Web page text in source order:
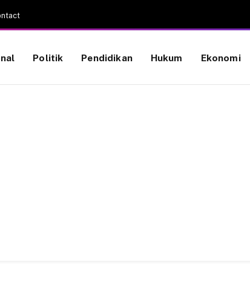
Politik Pendidikan Hukum Ekonomi